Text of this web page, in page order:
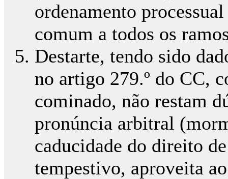
ordenamento
comum a todos os
Destarte, tendo sido
no artigo 279.º do CC,
cominado, não restam
pronúncia arbitral
caducidade do direito
tempestivo, aproveita